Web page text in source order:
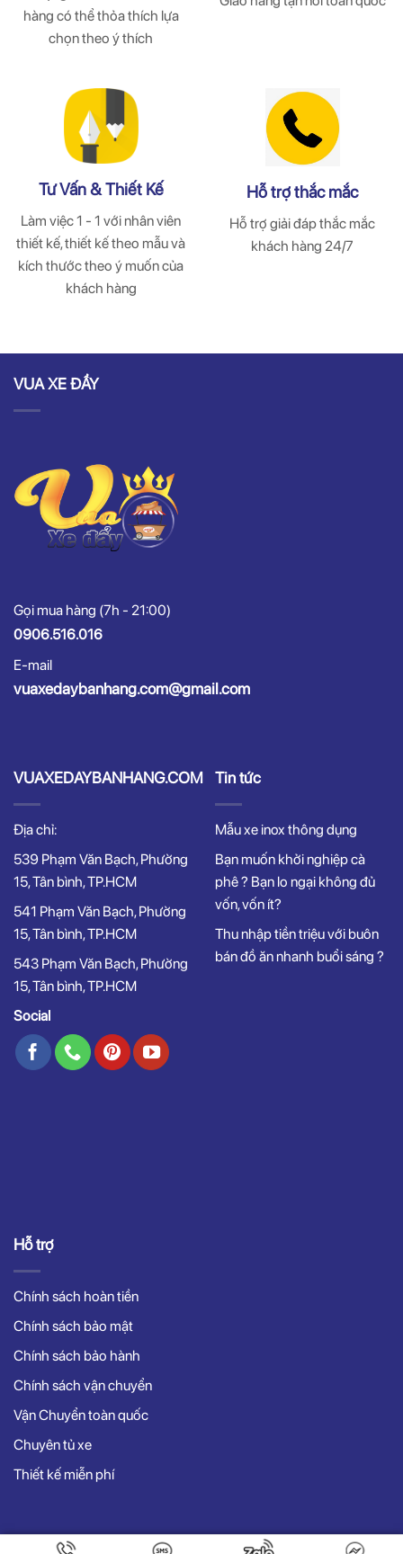
hàng có thể thỏa thích lựa
chọn theo ý thích
Tư Vấn & Thiết Kế
Làm việc 1 - 1 với nhân viên
thiết kế, thiết kế theo mẫu và
kích thước theo ý muốn của
khách hàng
Hỗ trợ thắc mắc
Hỗ trợ giải đáp thắc mắc
khách hàng 24/7
VUA XE ĐẨY
Gọi mua hàng (7h - 21:00)
0906.516.016
E-mail
vuaxedaybanhang.com@gmail.com
VUAXEDAYBANHANG.COM
Địa chỉ:
539 Phạm Văn Bạch, Phường
15, Tân bình, TP.HCM
541 Phạm Văn Bạch, Phường
15, Tân bình, TP.HCM
543 Phạm Văn Bạch, Phường
15, Tân bình, TP.HCM
Social
Tin tức
Mẫu xe inox thông dụng
Bạn muốn khởi nghiệp cà
phê ? Bạn lo ngại không đủ
vốn, vốn ít?
Thu nhập tiền triệu với buôn
bán đồ ăn nhanh buổi sáng ?
Hỗ trợ
Chính sách hoàn tiền
Chính sách bảo mật
Chính sách bảo hành
Chính sách vận chuyển
Vận Chuyển toàn quốc
Chuyên tủ xe
Thiết kế miễn phí